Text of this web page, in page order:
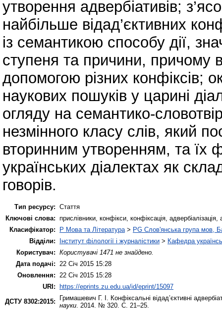
утворення адвербіативів;
найбільше відад’єктивних
із семантикою способу дії,
ступеня та причини, причому
допомогою різних конфіксів;
наукових пошуків у царині
огляду на семантико-
незмінного класу слів, який
вторинним утворенням, та їх
українських діалектах як
говорів.
Тип ресурсу: Стаття
Ключові слова: прислівники, конфікси, конфіксація,
Класифікатор:
P Мова та Література > PG Слов'янська група мов,
Відділи:
Інститут філології і журналістики > Кафедра
Користувач: Користувачі 1471 не знайдено.
Дата подачі:
22 Січ 2015 15:28
Оновлення:
22 Січ 2015 15:28
URI: https://eprints.zu.edu.ua/id/eprint/15097
ДСТУ 8302:2015:
Гримашевич Г. І.
Конфіксальні відад’єктивні
науки . 2014. № 320. С. 21–25.